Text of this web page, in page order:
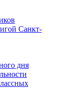
Санкт-
дня